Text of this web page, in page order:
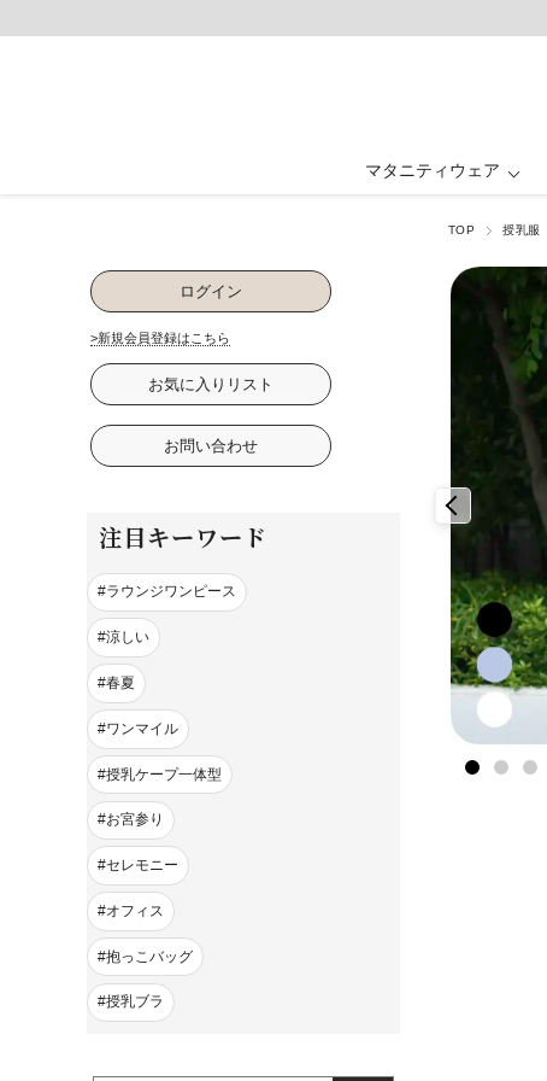
マタニティウェア
パジャマ 下着・インナー
卒入園・学校行事 お祝い・記念日
ファッション雑貨
TOP 授乳服
ログイン
>新規会員登録はこちら
お気に入りリスト
お問い合わせ
注目キーワード
ラウンジワンピース
涼しい
春夏
ワンマイル
授乳ケープ一体型
お宮参り
セレモニー
オフィス
抱っこバッグ
授乳ブラ